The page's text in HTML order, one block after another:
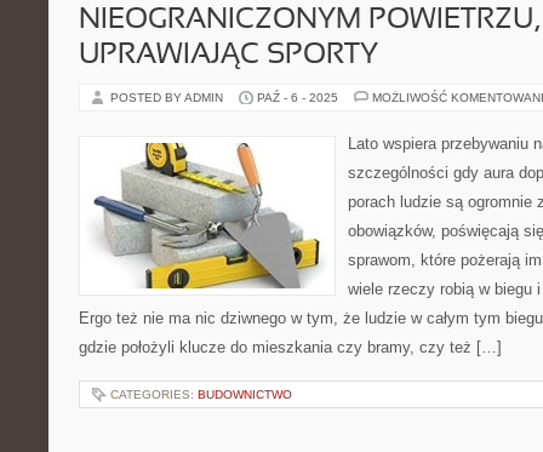
NIEOGRANICZONYM
UPRAWIAJĄC SPORTY
POSTED BY ADMIN PAŹ - 6 - 2025 MOŻLIWOŚĆ
Lato wspiera przebywaniu
szczególności gdy aura
porach ludzie są ogromnie
obowiązków, poświęcają
sprawom, które pożerają
wiele rzeczy robią w biegu
Ergo też nie ma nic dziwnego w tym, że ludzie w całym tym
gdzie położyli klucze do mieszkania czy bramy, czy też […]
CATEGORIES: BUDOWNICTWO